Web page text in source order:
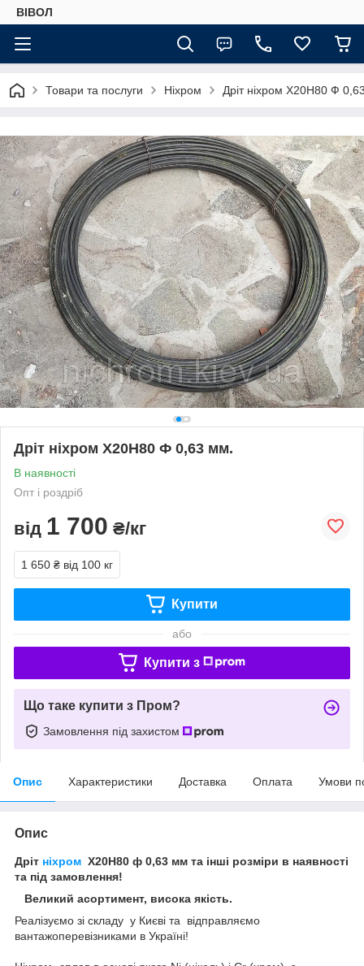
ВІВОЛ
Товари та послуги Ніхром Дріт ніхром Х20Н80 Ф
Дріт ніхром Х20Н80 Ф 0,63 мм.
В наявності
Опт і роздріб
від 1 700 ₴/кг
1 650 ₴ від 100 кг
Купити
або
Купити з
Що таке купити з Пром?
Замовлення під захистом
Опис Характеристики Доставка Оплата Умови
Опис
Дріт ніхром Х20Н80 ф 0,63 мм та інші розміри в наявності
та під замовлення!
Великий асортимент, висока якість.
Реалізуємо зі складу у Києві та відправляємо
вантажоперевізниками в Україні!